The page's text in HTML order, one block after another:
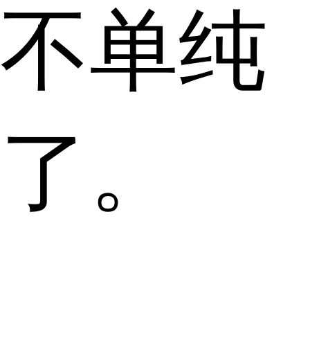
不单纯
了。